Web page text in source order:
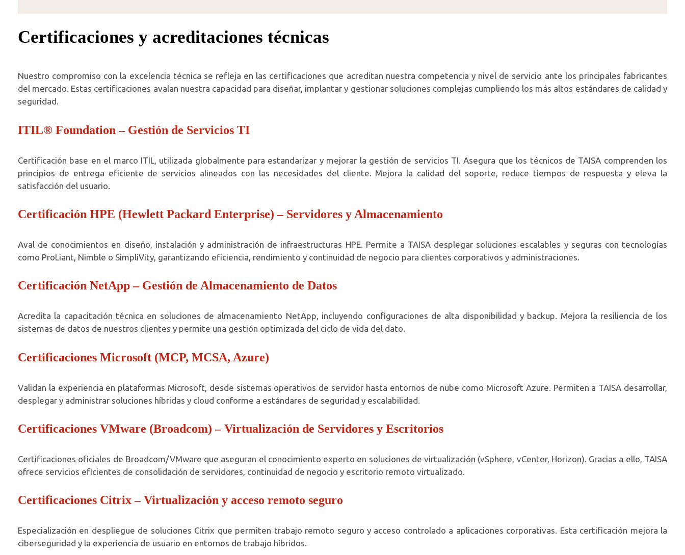
Certificaciones y acreditaciones técnicas
Nuestro compromiso con la excelencia técnica se refleja en las certificaciones que acreditan nuestra competencia y nivel de servicio ante los principales fabricantes
del mercado. Estas certificaciones avalan nuestra capacidad para diseñar, implantar y gestionar soluciones complejas cumpliendo los más altos estándares de calidad y
seguridad.
ITIL® Foundation – Gestión de Servicios TI
Certificación base en el marco ITIL, utilizada globalmente para estandarizar y mejorar la gestión de servicios TI. Asegura que los técnicos de TAISA comprenden los
principios de entrega eficiente de servicios alineados con las necesidades del cliente. Mejora la calidad del soporte, reduce tiempos de respuesta y eleva la
satisfacción del usuario.
Certificación HPE (Hewlett Packard Enterprise) – Servidores y Almacenamiento
Aval de conocimientos en diseño, instalación y administración de infraestructuras HPE. Permite a TAISA desplegar soluciones escalables y seguras con tecnologías
como ProLiant, Nimble o SimpliVity, garantizando eficiencia, rendimiento y continuidad de negocio para clientes corporativos y administraciones.
Certificación NetApp – Gestión de Almacenamiento de Datos
Acredita la capacitación técnica en soluciones de almacenamiento NetApp, incluyendo configuraciones de alta disponibilidad y backup. Mejora la resiliencia de los
sistemas de datos de nuestros clientes y permite una gestión optimizada del ciclo de vida del dato.
Certificaciones Microsoft (MCP, MCSA, Azure)
Validan la experiencia en plataformas Microsoft, desde sistemas operativos de servidor hasta entornos de nube como Microsoft Azure. Permiten a TAISA desarrollar,
desplegar y administrar soluciones híbridas y cloud conforme a estándares de seguridad y escalabilidad.
Certificaciones VMware (Broadcom) – Virtualización de Servidores y Escritorios
Certificaciones oficiales de Broadcom/VMware que aseguran el conocimiento experto en soluciones de virtualización (vSphere, vCenter, Horizon). Gracias a ello, TAISA
ofrece servicios eficientes de consolidación de servidores, continuidad de negocio y escritorio remoto virtualizado.
Certificaciones Citrix – Virtualización y acceso remoto seguro
Especialización en despliegue de soluciones Citrix que permiten trabajo remoto seguro y acceso controlado a aplicaciones corporativas. Esta certificación mejora la
ciberseguridad y la experiencia de usuario en entornos de trabajo híbridos.